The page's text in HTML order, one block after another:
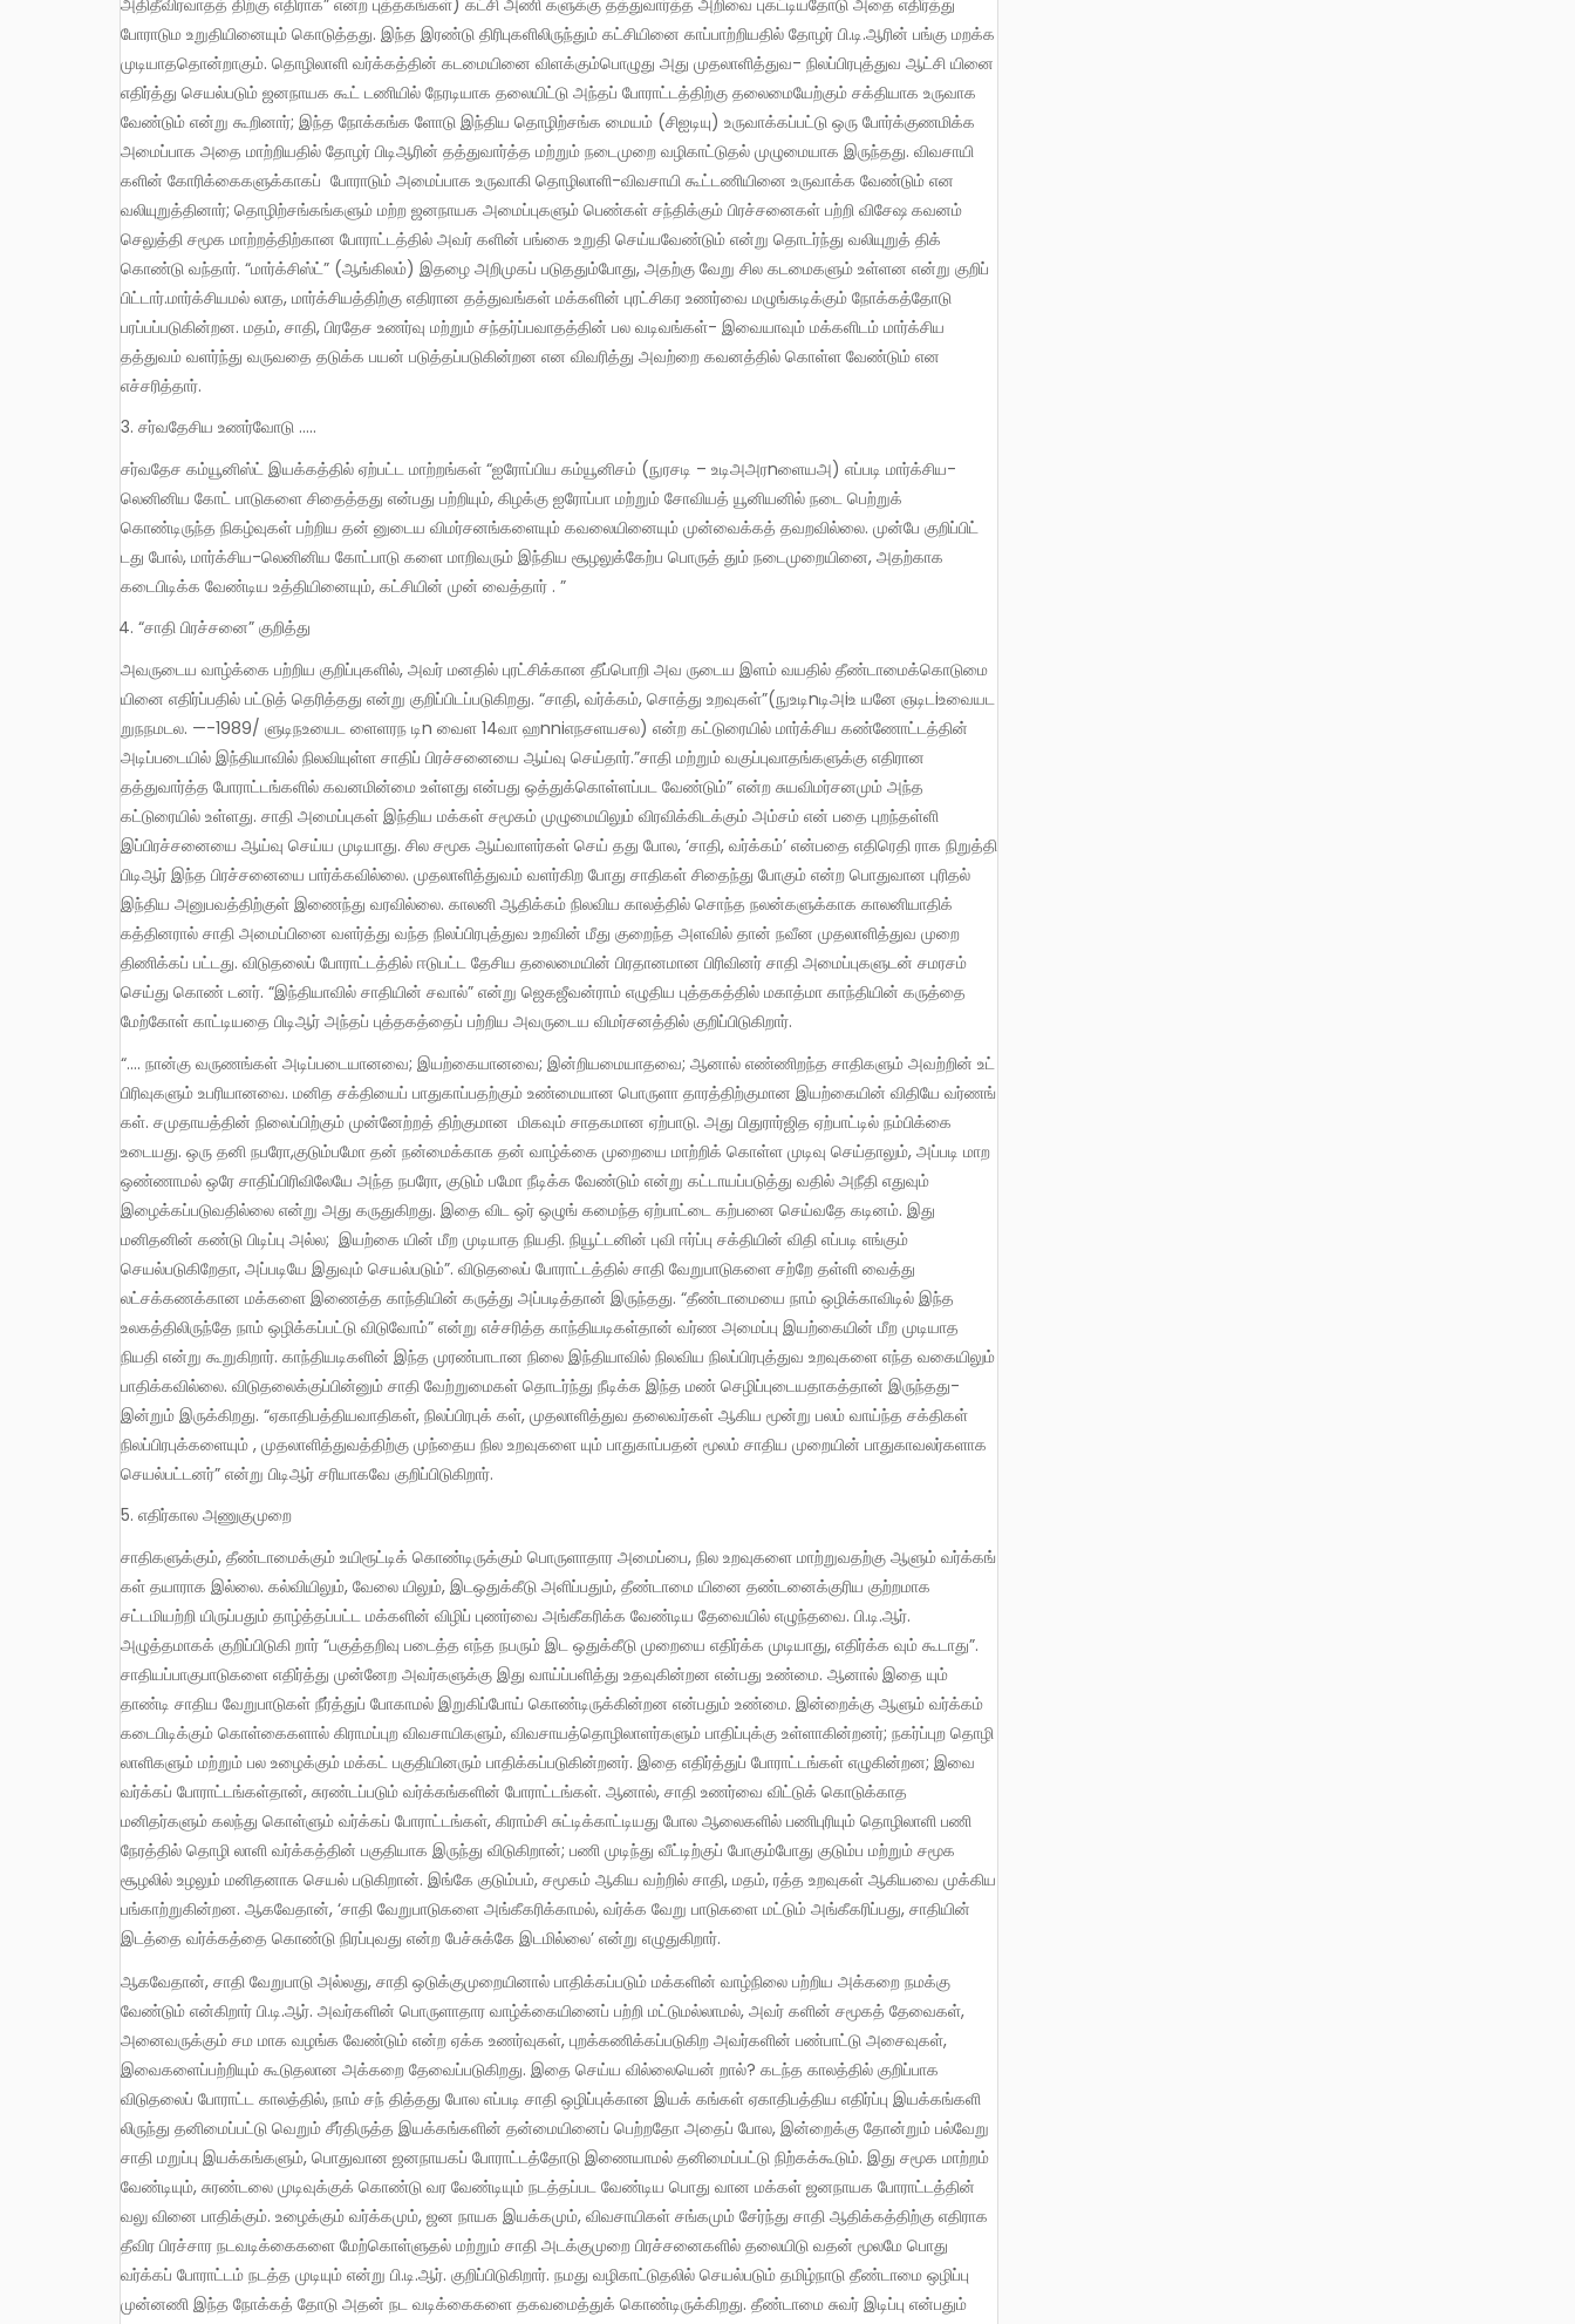
போராடும உறுதியினையும் கொடுத்தது. இந்த இரண்டு திரிபுகளிலிருந்தும் கட்சியினை காப்பாற்றியதில் தோழர் பி.டி.ஆரின் பங்கு மறக்க
முடியாததொன்றாகும். தொழிலாளி வர்க்கத்தின் கடமையினை விளக்கும்பொழுது அது முதலாளித்துவ- நிலப்பிரபுத்துவ ஆட்சி யினை
எதிர்த்து செயல்படும் ஜனநாயக கூட் டணியில் நேரடியாக தலையிட்டு அந்தப் போராட்டத்திற்கு தலைமையேற்கும் சக்தியாக உருவாக
வேண்டும் என்று கூறினார்; இந்த நோக்கங்க ளோடு இந்திய தொழிற்சங்க மையம் (சிஐடியு) உருவாக்கப்பட்டு ஒரு போர்க்குணமிக்க
அமைப்பாக அதை மாற்றியதில் தோழர் பிடிஆரின் தத்துவார்த்த மற்றும் நடைமுறை வழிகாட்டுதல் முழுமையாக இருந்தது. விவசாயி
களின் கோரிக்கைகளுக்காகப் போராடும் அமைப்பாக உருவாகி தொழிலாளி-விவசாயி கூட்டணியினை உருவாக்க வேண்டும் என
வலியுறுத்தினார்; தொழிற்சங்கங்களும் மற்ற ஜனநாயக அமைப்புகளும் பெண்கள் சந்திக்கும் பிரச்சனைகள் பற்றி விசேஷ கவனம்
செலுத்தி சமூக மாற்றத்திற்கான போராட்டத்தில் அவர் களின் பங்கை உறுதி செய்யவேண்டும் என்று தொடர்ந்து வலியுறுத் திக்
கொண்டு வந்தார். “மார்க்சிஸ்ட்” (ஆங்கிலம்) இதழை அறிமுகப் படுததும்போது, அதற்கு வேறு சில கடமைகளும் உள்ளன என்று குறிப்
பிட்டார்.மார்க்சியமல் லாத, மார்க்சியத்திற்கு எதிரான தத்துவங்கள் மக்களின் புரட்சிகர உணர்வை மழுங்கடிக்கும் நோக்கத்தோடு
பரப்பப்படுகின்றன. மதம், சாதி, பிரதேச உணர்வு மற்றும் சந்தர்ப்பவாதத்தின் பல வடிவங்கள்- இவையாவும் மக்களிடம் மார்க்சிய
தத்துவம் வளர்ந்து வருவதை தடுக்க பயன் படுத்தப்படுகின்றன என விவரித்து அவற்றை கவனத்தில் கொள்ள வேண்டும் என
எச்சரித்தார்.
சர்வதேசிய உணர்வோடு …..
சர்வதேச கம்யூனிஸ்ட் இயக்கத்தில் ஏற்பட்ட மாற்றங்கள் “ஐரோப்பிய கம்யூனிசம் (நுரசடி – உடிஅஅரnளையஅ) எப்படி மார்க்சிய-
லெனினிய கோட் பாடுகளை சிதைத்தது என்பது பற்றியும், கிழக்கு ஐரோப்பா மற்றும் சோவியத் யூனியனில் நடை பெற்றுக்
கொண்டிருந்த நிகழ்வுகள் பற்றிய தன் னுடைய விமர்சனங்களையும் கவலையினையும் முன்வைக்கத் தவறவில்லை. முன்பே குறிப்பிட்
டது போல், மார்க்சிய-லெனினிய கோட்பாடு களை மாறிவரும் இந்திய சூழலுக்கேற்ப பொருத் தும் நடைமுறையினை, அதற்காக
கடைபிடிக்க வேண்டிய உத்தியினையும், கட்சியின் முன் வைத்தார் . ”
“சாதி பிரச்சனை” குறித்து
அவருடைய வாழ்க்கை பற்றிய குறிப்புகளில், அவர் மனதில் புரட்சிக்கான தீப்பொறி அவ ருடைய இளம் வயதில் தீண்டாமைக்கொடுமை
யினை எதிர்ப்பதில் பட்டுத் தெரித்தது என்று குறிப்பிடப்படுகிறது. “சாதி, வர்க்கம், சொத்து உறவுகள்”(நுஉடிnடிஅiஉ யனே ஞடிடiஉவையட
றுநநமடல. —-1989/ ளுடிநஉயைட ளைளரந டிn வைள 14வா ஹnniஎநசளயசல) என்ற கட்டுரையில் மார்க்சிய கண்ணோட்டத்தின்
அடிப்படையில் இந்தியாவில் நிலவியுள்ள சாதிப் பிரச்சனையை ஆய்வு செய்தார்.”சாதி மற்றும் வகுப்புவாதங்களுக்கு எதிரான
தத்துவார்த்த போராட்டங்களில் கவனமின்மை உள்ளது என்பது ஒத்துக்கொள்ளப்பட வேண்டும்” என்ற சுயவிமர்சனமும் அந்த
கட்டுரையில் உள்ளது. சாதி அமைப்புகள் இந்திய மக்கள் சமூகம் முழுமையிலும் விரவிக்கிடக்கும் அம்சம் என் பதை புறந்தள்ளி
இப்பிரச்சனையை ஆய்வு செய்ய முடியாது. சில சமூக ஆய்வாளர்கள் செய் தது போல, ‘சாதி, வர்க்கம்’ என்பதை எதிரெதி ராக நிறுத்தி
பிடிஆர் இந்த பிரச்சனையை பார்க்கவில்லை. முதலாளித்துவம் வளர்கிற போது சாதிகள் சிதைந்து போகும் என்ற பொதுவான புரிதல்
இந்திய அனுபவத்திற்குள் இணைந்து வரவில்லை. காலனி ஆதிக்கம் நிலவிய காலத்தில் சொந்த நலன்களுக்காக காலனியாதிக்
கத்தினரால் சாதி அமைப்பினை வளர்த்து வந்த நிலப்பிரபுத்துவ உறவின் மீது குறைந்த அளவில் தான் நவீன முதலாளித்துவ முறை
திணிக்கப் பட்டது. விடுதலைப் போராட்டத்தில் ஈடுபட்ட தேசிய தலைமையின் பிரதானமான பிரிவினர் சாதி அமைப்புகளுடன் சமரசம்
செய்து கொண் டனர். “இந்தியாவில் சாதியின் சவால்” என்று ஜெகஜீவன்ராம் எழுதிய புத்தகத்தில் மகாத்மா காந்தியின் கருத்தை
மேற்கோள் காட்டியதை பிடிஆர் அந்தப் புத்தகத்தைப் பற்றிய அவருடைய விமர்சனத்தில் குறிப்பிடுகிறார்.
“…. நான்கு வருணங்கள் அடிப்படையானவை; இயற்கையானவை; இன்றியமையாதவை; ஆனால் எண்ணிறந்த சாதிகளும் அவற்றின் உட்
பிரிவுகளும் உபரியானவை. மனித சக்தியைப் பாதுகாப்பதற்கும் உண்மையான பொருளா தாரத்திற்குமான இயற்கையின் விதியே வர்ணங்
கள். சமுதாயத்தின் நிலைப்பிற்கும் முன்னேற்றத் திற்குமான மிகவும் சாதகமான ஏற்பாடு. அது பிதுரார்ஜித ஏற்பாட்டில் நம்பிக்கை
உடையது. ஒரு தனி நபரோ,குடும்பமோ தன் நன்மைக்காக தன் வாழ்க்கை முறையை மாற்றிக் கொள்ள முடிவு செய்தாலும், அப்படி மாற
ஒண்ணாமல் ஒரே சாதிப்பிரிவிலேயே அந்த நபரோ, குடும் பமோ நீடிக்க வேண்டும் என்று கட்டாயப்படுத்து வதில் அநீதி எதுவும்
இழைக்கப்படுவதில்லை என்று அது கருதுகிறது. இதை விட ஒர் ஒழுங் கமைந்த ஏற்பாட்டை கற்பனை செய்வதே கடினம். இது
மனிதனின் கண்டு பிடிப்பு அல்ல; இயற்கை யின் மீற முடியாத நியதி. நியூட்டனின் புவி ஈர்ப்பு சக்தியின் விதி எப்படி எங்கும்
செயல்படுகிறேதா, அப்படியே இதுவும் செயல்படும்”. விடுதலைப் போராட்டத்தில் சாதி வேறுபாடுகளை சற்றே தள்ளி வைத்து
லட்சக்கணக்கான மக்களை இணைத்த காந்தியின் கருத்து அப்படித்தான் இருந்தது. “தீண்டாமையை நாம் ஒழிக்காவிடில் இந்த
உலகத்திலிருந்தே நாம் ஒழிக்கப்பட்டு விடுவோம்” என்று எச்சரித்த காந்தியடிகள்தான் வர்ண அமைப்பு இயற்கையின் மீற முடியாத
நியதி என்று கூறுகிறார். காந்தியடிகளின் இந்த முரண்பாடான நிலை இந்தியாவில் நிலவிய நிலப்பிரபுத்துவ உறவுகளை எந்த வகையிலும்
பாதிக்கவில்லை. விடுதலைக்குப்பின்னும் சாதி வேற்றுமைகள் தொடர்ந்து நீடிக்க இந்த மண் செழிப்புடையதாகத்தான் இருந்தது-
இன்றும் இருக்கிறது. “ஏகாதிபத்தியவாதிகள், நிலப்பிரபுக் கள், முதலாளித்துவ தலைவர்கள் ஆகிய மூன்று பலம் வாய்ந்த சக்திகள்
நிலப்பிரபுக்களையும் , முதலாளித்துவத்திற்கு முந்தைய நில உறவுகளை யும் பாதுகாப்பதன் மூலம் சாதிய முறையின் பாதுகாவலர்களாக
செயல்பட்டனர்” என்று பிடிஆர் சரியாகவே குறிப்பிடுகிறார்.
எதிர்கால அணுகுமுறை
சாதிகளுக்கும், தீண்டாமைக்கும் உயிரூட்டிக் கொண்டிருக்கும் பொருளாதார அமைப்பை, நில உறவுகளை மாற்றுவதற்கு ஆளும் வர்க்கங்
கள் தயாராக இல்லை. கல்வியிலும், வேலை யிலும், இடஒதுக்கீடு அளிப்பதும், தீண்டாமை யினை தண்டனைக்குரிய குற்றமாக
சட்டமியற்றி யிருப்பதும் தாழ்த்தப்பட்ட மக்களின் விழிப் புணர்வை அங்கீகரிக்க வேண்டிய தேவையில் எழுந்தவை. பி.டி.ஆர்.
அழுத்தமாகக் குறிப்பிடுகி றார் “பகுத்தறிவு படைத்த எந்த நபரும் இட ஒதுக்கீடு முறையை எதிர்க்க முடியாது, எதிர்க்க வும் கூடாது”.
சாதியப்பாகுபாடுகளை எதிர்த்து முன்னேற அவர்களுக்கு இது வாய்ப்பளித்து உதவுகின்றன என்பது உண்மை. ஆனால் இதை யும்
தாண்டி சாதிய வேறுபாடுகள் நீர்த்துப் போகாமல் இறுகிப்போய் கொண்டிருக்கின்றன என்பதும் உண்மை. இன்றைக்கு ஆளும் வர்க்கம்
கடைபிடிக்கும் கொள்கைகளால் கிராமப்புற விவசாயிகளும், விவசாயத்தொழிலாளர்களும் பாதிப்புக்கு உள்ளாகின்றனர்; நகர்ப்புற தொழி
லாளிகளும் மற்றும் பல உழைக்கும் மக்கட் பகுதியினரும் பாதிக்கப்படுகின்றனர். இதை எதிர்த்துப் போராட்டங்கள் எழுகின்றன; இவை
வர்க்கப் போராட்டங்கள்தான், சுரண்டப்படும் வர்க்கங்களின் போராட்டங்கள். ஆனால், சாதி உணர்வை விட்டுக் கொடுக்காத
மனிதர்களும் கலந்து கொள்ளும் வர்க்கப் போராட்டங்கள், கிராம்சி சுட்டிக்காட்டியது போல ஆலைகளில் பணிபுரியும் தொழிலாளி பணி
நேரத்தில் தொழி லாளி வர்க்கத்தின் பகுதியாக இருந்து விடுகிறான்; பணி முடிந்து வீட்டிற்குப் போகும்போது குடும்ப மற்றும் சமூக
சூழலில் உழலும் மனிதனாக செயல் படுகிறான். இங்கே குடும்பம், சமூகம் ஆகிய வற்றில் சாதி, மதம், ரத்த உறவுகள் ஆகியவை முக்கிய
பங்காற்றுகின்றன. ஆகவேதான், ‘சாதி வேறுபாடுகளை அங்கீகரிக்காமல், வர்க்க வேறு பாடுகளை மட்டும் அங்கீகரிப்பது, சாதியின்
இடத்தை வர்க்கத்தை கொண்டு நிரப்புவது என்ற பேச்சுக்கே இடமில்லை’ என்று எழுதுகிறார்.
ஆகவேதான், சாதி வேறுபாடு அல்லது, சாதி ஒடுக்குமுறையினால் பாதிக்கப்படும் மக்களின் வாழ்நிலை பற்றிய அக்கறை நமக்கு
வேண்டும் என்கிறார் பி.டி.ஆர். அவர்களின் பொருளாதார வாழ்க்கையினைப் பற்றி மட்டுமல்லாமல், அவர் களின் சமூகத் தேவைகள்,
அனைவருக்கும் சம மாக வழங்க வேண்டும் என்ற ஏக்க உணர்வுகள், புறக்கணிக்கப்படுகிற அவர்களின் பண்பாட்டு அசைவுகள்,
இவைகளைப்பற்றியும் கூடுதலான அக்கறை தேவைப்படுகிறது. இதை செய்ய வில்லையென் றால்? கடந்த காலத்தில் குறிப்பாக
விடுதலைப் போராட்ட காலத்தில், நாம் சந் தித்தது போல எப்படி சாதி ஒழிப்புக்கான இயக் கங்கள் ஏகாதிபத்திய எதிர்ப்பு இயக்கங்களி
லிருந்து தனிமைப்பட்டு வெறும் சீர்திருத்த இயக்கங்களின் தன்மையினைப் பெற்றதோ அதைப் போல, இன்றைக்கு தோன்றும் பல்வேறு
சாதி மறுப்பு இயக்கங்களும், பொதுவான ஜனநாயகப் போராட்டத்தோடு இணையாமல் தனிமைப்பட்டு நிற்கக்கூடும். இது சமூக மாற்றம்
வேண்டியும், சுரண்டலை முடிவுக்குக் கொண்டு வர வேண்டியும் நடத்தப்பட வேண்டிய பொது வான மக்கள் ஜனநாயக போராட்டத்தின்
வலு வினை பாதிக்கும். உழைக்கும் வர்க்கமும், ஜன நாயக இயக்கமும், விவசாயிகள் சங்கமும் சேர்ந்து சாதி ஆதிக்கத்திற்கு எதிராக
தீவிர பிரச்சார நடவடிக்கைகளை மேற்கொள்ளுதல் மற்றும் சாதி அடக்குமுறை பிரச்சனைகளில் தலையிடு வதன் மூலமே பொது
வர்க்கப் போராட்டம் நடத்த முடியும் என்று பி.டி.ஆர். குறிப்பிடுகிறார். நமது வழிகாட்டுதலில் செயல்படும் தமிழ்நாடு தீண்டாமை ஒழிப்பு
முன்னணி இந்த நோக்கத் தோடு அதன் நட வடிக்கைகளை தகவமைத்துக் கொண்டிருக்கிறது. தீண்டாமை சுவர் இடிப்பு என்பதும்